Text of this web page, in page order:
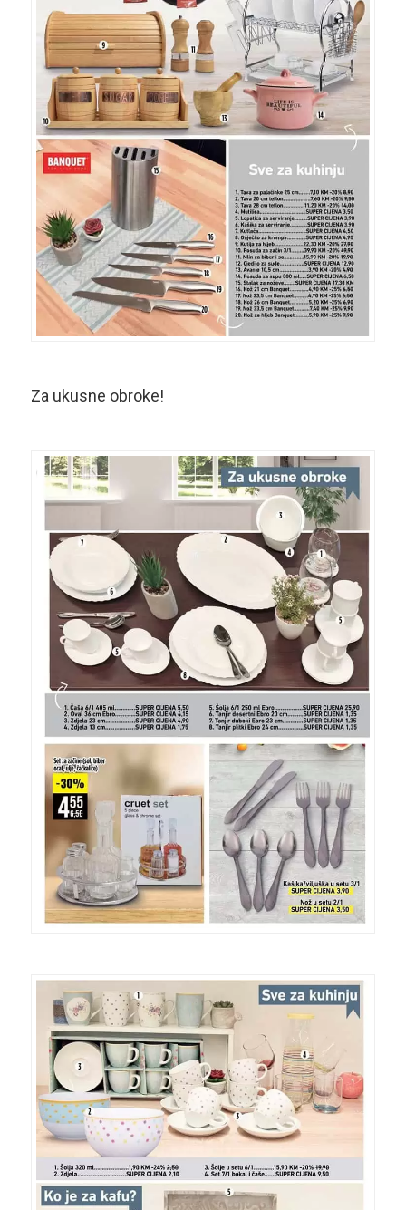
Za ukusne obroke!